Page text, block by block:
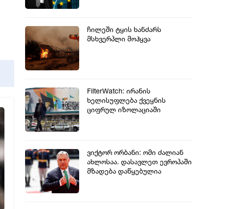
ჩილეში ტყის ხანძარს
მსხვერპლი მოჰყვა
FilterWatch: ირანის
ხელისუფლება ქვეყნის
ციფრულ იზოლაციაში
ვიქტორ ორბანი: ომი ძალიან
ახლოსაა. დასავლეთ ევროპაში
მზადება დაწყებულია